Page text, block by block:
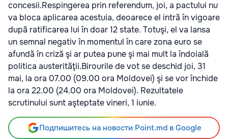
concesii.Respingerea prin referendum, joi, a pactului nu
va bloca aplicarea acestuia, deoarece el intră în vigoare
după ratificarea lui în doar 12 state. Totuşi, el va lansa
un semnal negativ în momentul în care zona euro se
afundă în criză şi ar putea pune şi mai mult la îndoială
politica austerităţii.Birourile de vot se deschid joi, 31
mai, la ora 07.00 (09.00 ora Moldovei) şi se vor închide
la ora 22.00 (24.00 ora Moldovei). Rezultatele
scrutinului sunt aşteptate vineri, 1 iunie.
Подпишитесь на новости Point.md в Google